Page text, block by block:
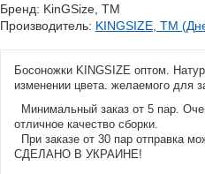
Бренд: KinGSize, TM
Производитель: KINGSIZE, TM
Босоножки KINGSIZE оптом.
изменении цвета. желаемого для
Минимальный заказ от 5 пар.
отличное качество сборки.
При заказе от 30 пар отправка
СДЕЛАНО В УКРАИНЕ!